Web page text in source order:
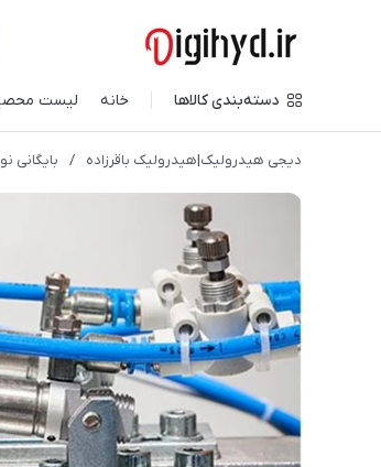
دسته‌بندی کالاها خانه لیست
دیجی هیدرولیک|هیدرولیک باقرزاده / بایگانی